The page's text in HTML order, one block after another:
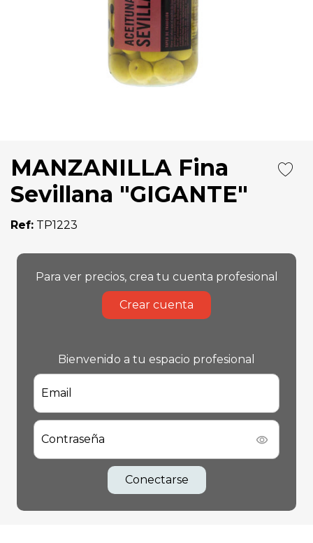
MANZANILLA Fina
Sevillana "GIGANTE"
Ref: TP1223
Para ver precios, crea tu cuenta profesional
Crear cuenta
Bienvenido a tu espacio profesional
Email
Contraseña
Conectarse